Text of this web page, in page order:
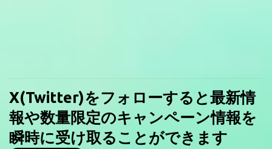
X(Twitter)をフォローすると最新情
報や数量限定のキャンペーン情報を
瞬時に受け取ることができます